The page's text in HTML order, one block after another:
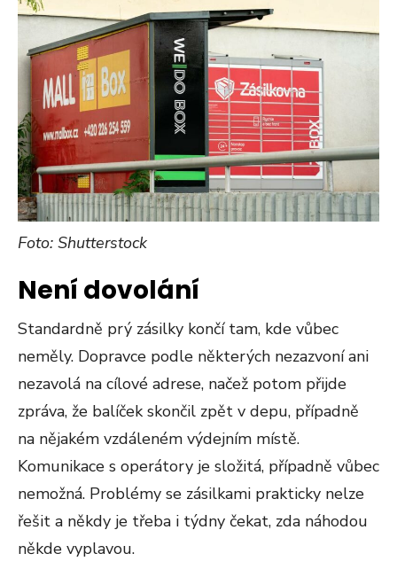
Foto: Shutterstock
Není dovolání
Standardně prý zásilky končí tam, kde vůbec
neměly. Dopravce podle některých nezazvoní ani
nezavolá na cílové adrese, načež potom přijde
zpráva, že balíček skončil zpět v depu, případně
na nějakém vzdáleném výdejním místě.
Komunikace s operátory je složitá, případně vůbec
nemožná. Problémy se zásilkami prakticky nelze
řešit a někdy je třeba i týdny čekat, zda náhodou
někde vyplavou.